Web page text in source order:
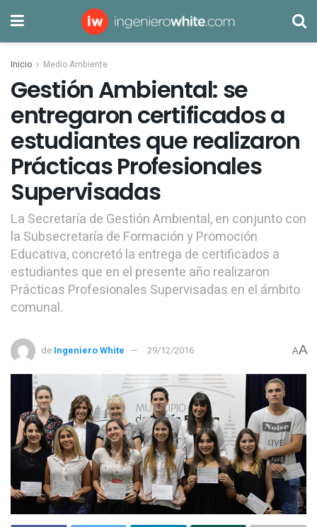
Inicio Medio Ambiente
Gestión Ambiental: se
entregaron certificados a
estudiantes que realizaron
Prácticas Profesionales
Supervisadas
La Secretaría de Gestión Ambiental, en conjunto con
la Subsecretaría de Formación y Promoción
Educativa, concretó la entrega de certificados a
estudiantes que en el presente año realizaron
Prácticas Profesionales Supervisadas en el ámbito
comunal.
de Ingeniero White 29/12/2016 AA